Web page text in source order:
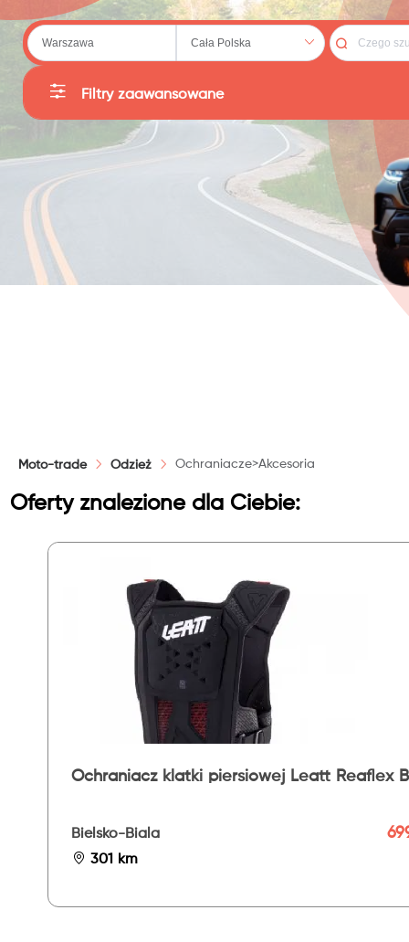
(20)
Filtry zaawansowane
Kategorie
Moto-trade Odzież Ochraniacze>Akcesoria
Oferty znalezione dla Ciebie:
Ochraniacz klatki piersiowej Leatt Reaflex
Bielsko-Biala
301 km